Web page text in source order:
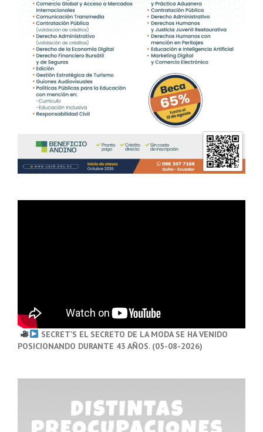
SECRET’S EL SECRETO DE LA MODA SE HA VENIDO
POSICIONANDO DURANTE 43 AÑOS. (05-08-2026)